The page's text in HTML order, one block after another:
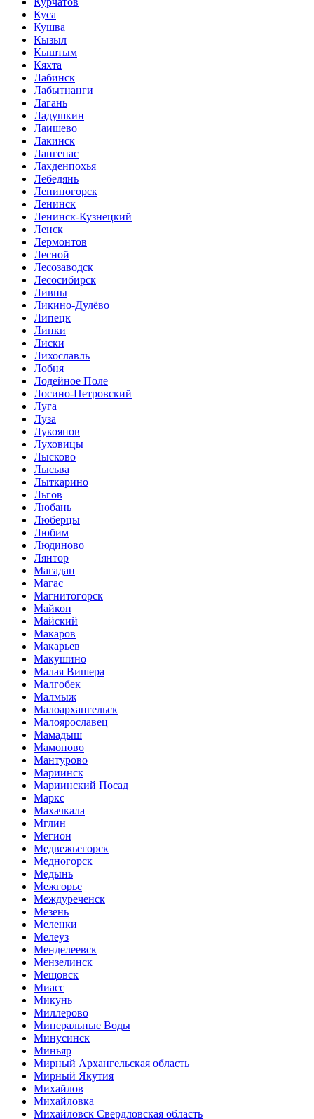
Куса
Кушва
Кызыл
Кыштым
Кяхта
Лабинск
Лабытнанги
Лагань
Ладушкин
Лаишево
Лакинск
Лангепас
Лахденпохья
Лебедянь
Лениногорск
Ленинск
Ленинск-Кузнецкий
Ленск
Лермонтов
Лесной
Лесозаводск
Лесосибирск
Ливны
Ликино-Дулёво
Липецк
Липки
Лиски
Лихославль
Лобня
Лодейное Поле
Лосино-Петровский
Луга
Луза
Лукоянов
Луховицы
Лысково
Лысьва
Лыткарино
Льгов
Любань
Люберцы
Любим
Людиново
Лянтор
Магадан
Магас
Магнитогорск
Майкоп
Майский
Макаров
Макарьев
Макушино
Малая Вишера
Малгобек
Малмыж
Малоархангельск
Малоярославец
Мамадыш
Мамоново
Мантурово
Мариинск
Мариинский Посад
Маркс
Махачкала
Мглин
Мегион
Медвежьегорск
Медногорск
Медынь
Межгорье
Междуреченск
Мезень
Меленки
Мелеуз
Менделеевск
Мензелинск
Мещовск
Миасс
Микунь
Миллерово
Минеральные Воды
Минусинск
Миньяр
Мирный Архангельская область
Мирный Якутия
Михайлов
Михайловка
Михайловск Свердловская область